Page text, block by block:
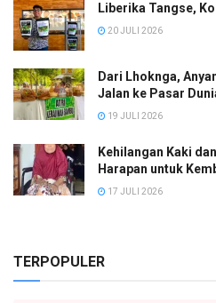
Liberika Tangse,
20 JULI 2026
Dari Lhoknga,
Jalan ke Pasar
19 JULI 2026
Kehilangan Kaki
Harapan untuk
17 JULI 2026
TERPOPULER